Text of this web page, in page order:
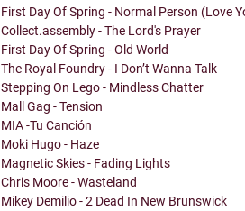
First Day Of Spring - Normal Person (Love
Collect.assembly - The Lord's Prayer
First Day Of Spring - Old World
The Royal Foundry - I Don’t Wanna Talk
Stepping On Lego - Mindless Chatter
Mall Gag - Tension
MIA -Tu Canción
Moki Hugo - Haze
Magnetic Skies - Fading Lights
Chris Moore - Wasteland
Mikey Demilio - 2 Dead In New Brunswick